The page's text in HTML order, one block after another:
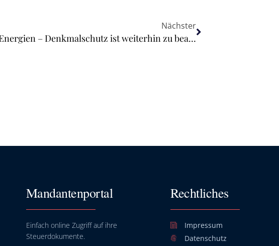
Nächster
Nutzung erneuerbarer Energien – Denkmalschutz ist weiterhin zu beachten
Mandantenportal
Einfach online Zugriff auf ihre
Steuerdokumente.
Rechtliches
Impressum
Datenschutz